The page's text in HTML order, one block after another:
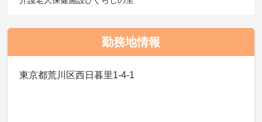
勤務地情報
東京都荒川区西日暮里1-4-1